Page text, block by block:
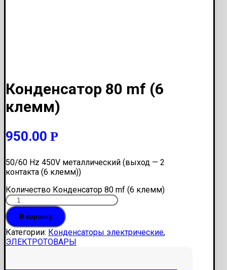
Конденсатор 80 mf (6
клемм)
950.00 Р
50/60 Hz 450V металлический (выход — 2
контакта (6 клемм))
Количество Конденсатор 80 mf (6 клемм)
В корзину
Категории: Конденсаторы электрические,
ЭЛЕКТРОТОВАРЫ